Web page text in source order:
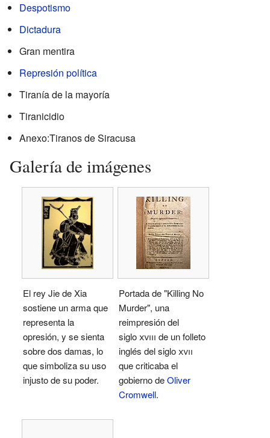
Despotismo
Dictadura
Gran mentira
Represión política
Tiranía de la mayoría
Tiranicidio
Anexo:Tiranos de Siracusa
Galería de imágenes
El rey Jie de Xia
sostiene un arma que
representa la
opresión, y se sienta
sobre dos damas, lo
que simboliza su uso
injusto de su poder.
Portada de "Killing No
Murder", una
reimpresión del
sigloxviii de un folleto
inglés del sigloxvii
que criticaba el
gobierno deOliver
Cromwell.